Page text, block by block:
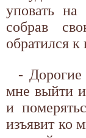
уповать
собрав
обратился
-
мне выйти
и
изъявит ко